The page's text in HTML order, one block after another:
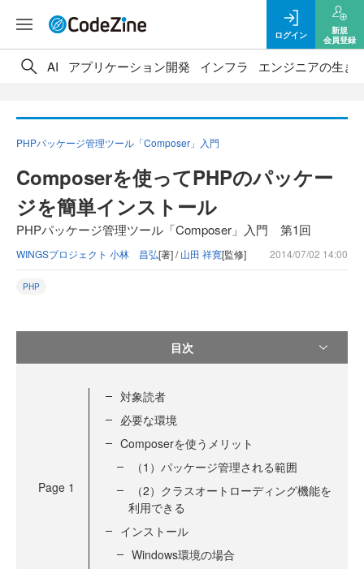
ログイン
新規
会員登録
AI アプリケーション開発 インフラ エンジニアの生き
PHPパッケージ管理ツール「Composer」入門
Composerを使ってPHPのパッケー
ジを簡単インストール
PHPパッケージ管理ツール「Composer」入門 第1回
WINGSプロジェクト 小林 昌弘[著] /山田 祥寛[監修] 2014/07/02 14:00
PHP
目次
Page 1
対象読者
必要な環境
Composerを使うメリット
（1）パッケージ管理される範囲
（2）クラスオートローディング機能を
利用できる
インストール
Windows環境の場合